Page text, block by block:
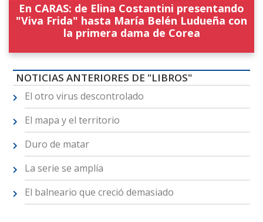
En CARAS: de Elina Costantini presentando
"Viva Frida" hasta María Belén Ludueña con
la primera dama de Corea
NOTICIAS ANTERIORES DE "LIBROS"
El otro virus descontrolado
El mapa y el territorio
Duro de matar
La serie se amplía
El balneario que creció demasiado